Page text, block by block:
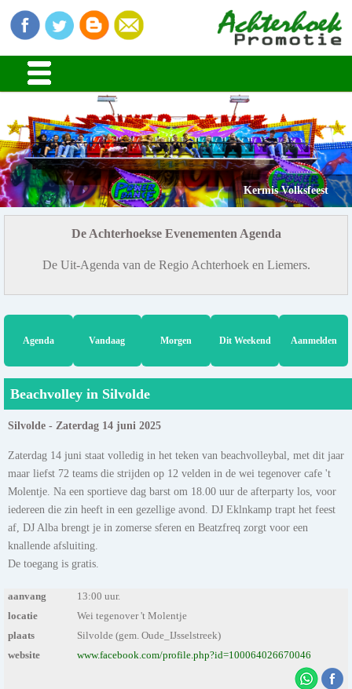
Kermis Volksfeest
De Achterhoekse Evenementen Agenda
De Uit-Agenda van de Regio Achterhoek en Liemers.
Agenda Vandaag Morgen Dit Weekend Aanmelden
Beachvolley in Silvolde
Silvolde - Zaterdag 14 juni 2025
Zaterdag 14 juni staat volledig in het teken van beachvolleybal, met dit jaar
maar liefst 72 teams die strijden op 12 velden in de wei tegenover cafe 't
Molentje. Na een sportieve dag barst om 18.00 uur de afterparty los, voor
iedereen die zin heeft in een gezellige avond. DJ Eklnkamp trapt het feest
af, DJ Alba brengt je in zomerse sferen en Beatzfreq zorgt voor een
knallende afsluiting.
De toegang is gratis.
aanvang
13:00 uur.
locatie
Wei tegenover 't Molentje
plaats
Silvolde (gem. Oude_IJsselstreek)
website
www.facebook.com/profile.php?id=100064026670046